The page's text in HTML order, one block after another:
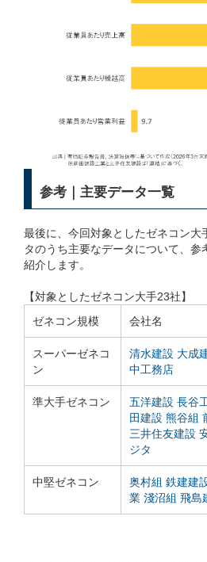
参考｜主要データ一覧
最後に、今回対象としたゼネコン大
タのうち主要なデータについて、参
紹介します。
【対象としたゼネコン大手23社】
ゼネコン規模
会社名
スーパーゼネコ
ン
清水建設 大成
中工務店
準大手ゼネコン 五洋建設 長谷
田建設 熊谷組
三井住友建設
ジタ
中堅ゼネコン 奥村組 鉄建建
業 淺沼組 飛島